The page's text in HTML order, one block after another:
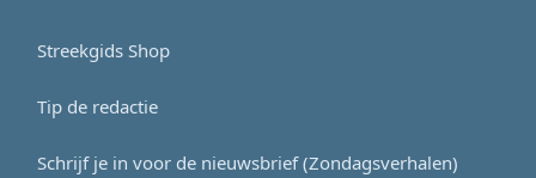
Streekgids Shop
Tip de redactie
Schrijf je in voor de nieuwsbrief (Zondagsverhalen)